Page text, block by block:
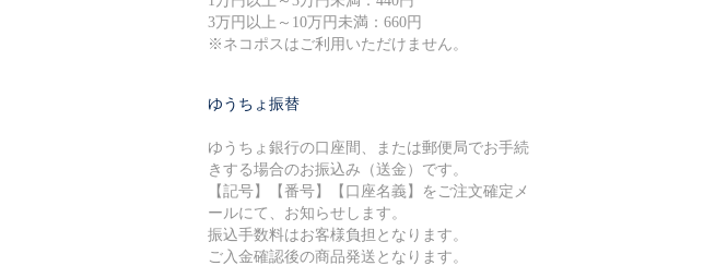
3万円以上～10万円未満：660円
※ネコポスはご利用いただけません。
ゆうちょ振替
ゆうちょ銀行の口座間、または郵便局でお手続
きする場合のお振込み（送金）です。
【記号】【番号】【口座名義】をご注文確定メ
ールにて、お知らせします。
振込手数料はお客様負担となります。
ご入金確認後の商品発送となります。